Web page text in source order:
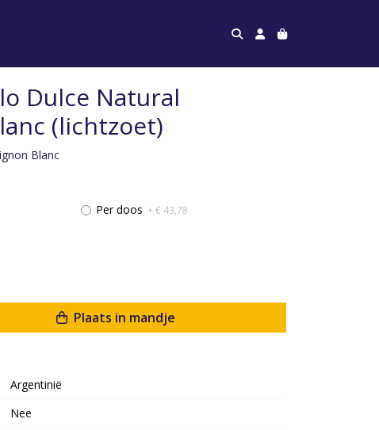
Dulce Natural
(lichtzoet)
Blanc
Per doos + € 43,78
Plaats in mandje
Argentinië
Nee